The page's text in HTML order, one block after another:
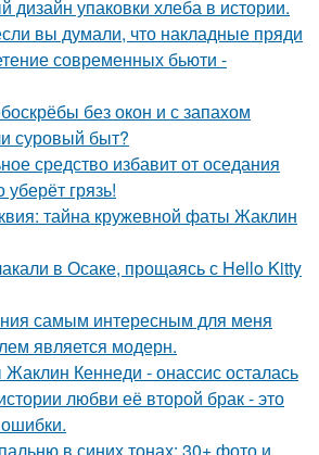
упаковки хлеба в истории.
вы думали, что накладные пряди
современных бьюти -
без окон и с запахом
суровый быт?
средство избавит от оседания
грязь!
тайна кружевной фаты Жаклин
в Осаке, прощаясь с Hello Kitty
самым интересным для меня
является модерн.
Кеннеди - онассис осталась
любви её второй брак - это